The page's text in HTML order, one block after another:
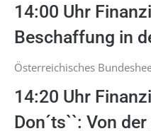
14:00 Uhr
Beschaffung in
Österreichisches
14:20 Uhr
Don´ts``: Von